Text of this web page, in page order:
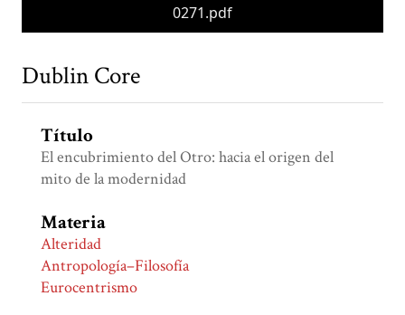
0271.pdf
Dublin Core
Título
El encubrimiento del Otro: hacia el origen del
mito de la modernidad
Materia
Alteridad
Antropología–Filosofía
Eurocentrismo